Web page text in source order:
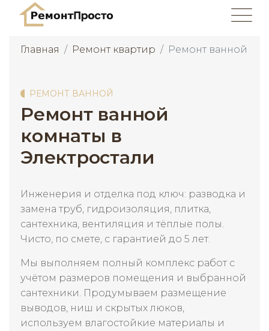
Главная Ремонт квартир Ремонт ванной
РЕМОНТ ВАННОЙ
Ремонт ванной
комнаты в
Электростали
Инженерия и отделка под ключ: разводка и
замена труб, гидроизоляция, плитка,
сантехника, вентиляция и тёплые полы.
Чисто, по смете, с гарантией до 5 лет.
Мы выполняем полный комплекс работ с
учётом размеров помещения и выбранной
сантехники. Продумываем размещение
выводов, ниш и скрытых люков,
используем влагостойкие материалы и